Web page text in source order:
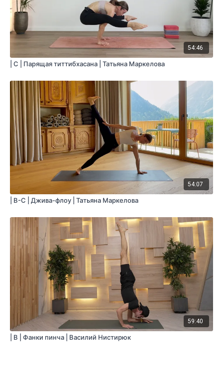
54:46
| С | Парящая титтибхасана | Татьяна Маркелова
54:07
| B-C | Джива-флоу | Татьяна Маркелова
59:40
| B | Фанки пинча | Василий Нистирюк